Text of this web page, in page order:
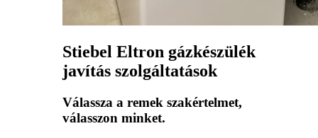
Stiebel Eltron gázkészülék
javítás szolgáltatások
Válassza a remek szakértelmet,
válasszon minket.